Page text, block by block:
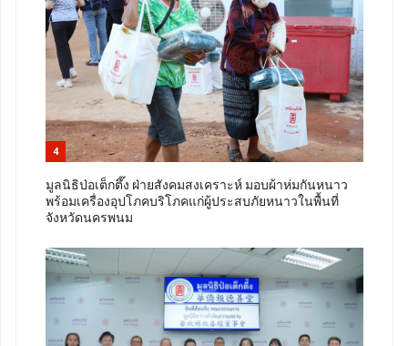
4
มูลนิธิป่อเต็กตึ๊ง ฝ่ายสังคมสงเคราะห์ มอบผ้าห่มกันหนาว
พร้อมเครื่องอุปโภคบริโภคแก่ผู้ประสบภัยหนาวในพื้นที่
จังหวัดนครพนม